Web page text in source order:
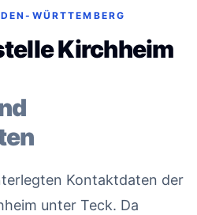
WÜRTTEMBERG
Kirchheim
Kontaktdaten der
unter Teck. Da